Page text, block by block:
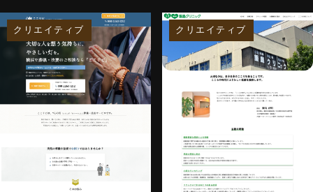
クリエイティブ クリエイティブ